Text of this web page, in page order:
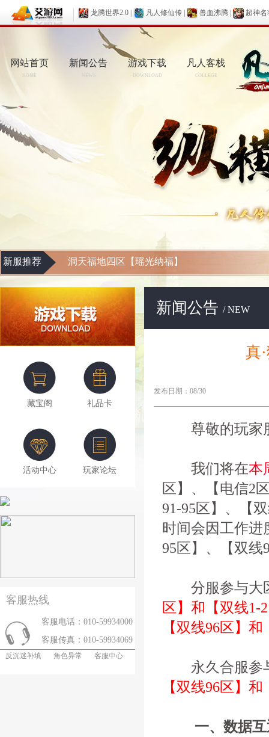
龙腾世界2.0 凡人修仙传 兽血沸腾 超神名
网站首页
HOME
新闻公告
NEWS
游戏下载
DOWNLOAD
凡人客栈
COLLEGE
新服推荐 洞天福地四区【瑶光纳福】
藏宝阁 礼品卡
活动中心 玩家论坛
客服热线
客服电话：010-59934000
客服传真：010-59934069
反沉迷补填 角色异常 客服中心
新闻公告 / NEW
真
发布日期：08/30
尊敬的玩家
我们将在本
区】、【电信2
91-95区】、【
时间会因工作进
95区】、【双线
分服参与大
区】和【双线1-
【双线96区】
永久合服参
【双线96区】
一、数据